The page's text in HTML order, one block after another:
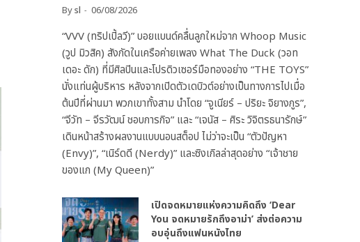
Bysl 06/08/2026
“VVV (ทริปเปิ้ลวี)” บอยแบนด์คลื่นลูกใหม่จาก Whoop Music
(วูป มิวสิค) สังกัดในเครือค่ายเพลง What The Duck (วอท
เดอะ ดัก) ที่มีศิลปินและโปรดิวเซอร์มือทองอย่าง “THE TOYS”
นั่งแท่นผู้บริหาร หลังจากเปิดตัวเดบิวต์อย่างเป็นทางการไปเมื่อ
ต้นปีที่ผ่านมา พวกเขาทั้งสาม นำโดย “จูเนียร์ – ปริยะ จิยางกูร”,
“จีวัท – จีรวัฒน์ ชอบการกิจ” และ “เจนัส – ศิระ วิจิตรธนารักษ์”
เดินหน้าสร้างผลงานแบบนอนสต็อป ไม่ว่าจะเป็น “ตัวปัญหา
(Envy)”, “เนิร์ดดี (Nerdy)” และซิงเกิลล่าสุดอย่าง “เจ้าชาย
ของแก (My Queen)”
เปิดจดหมายแห่งความคิดถึง ‘Dear
You จดหมายรักถึงอาม่า’ ส่งต่อความ
อบอุ่นถึงแฟนหนังไทย